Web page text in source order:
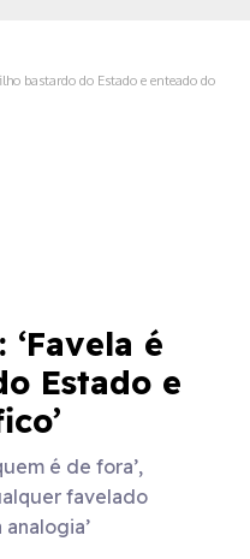
bastardo do Estado e enteado do
é
Estado e
é de fora’,
favelado